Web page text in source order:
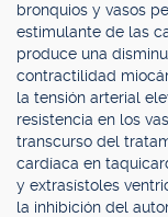
bronquios y vasos
estimulante de las
produce una
contractilidad
la tensión arterial
resistencia en los
transcurso del
cardíaca en
y extrasístoles
la inhibición del